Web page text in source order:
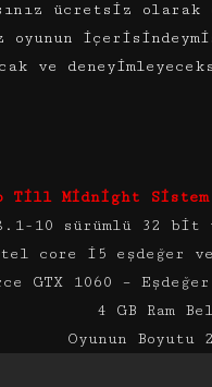
ücretsiz olarak
ve
Till Midnight
8.1-10 sürümlü 32
core i5 eşdeğer
GTX 1060 –
4 GB Ram
Oyunun Boyutu